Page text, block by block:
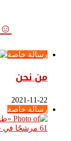
☺
رسالة خاصة
من نحن
2021-11-22
رسالة خاصة